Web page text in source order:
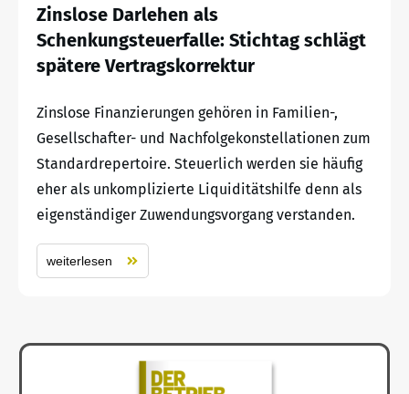
Zinslose Darlehen als
Schenkungsteuerfalle: Stichtag schlägt
spätere Vertragskorrektur
Zinslose Finanzierungen gehören in Familien-,
Gesellschafter- und Nachfolgekonstellationen zum
Standardrepertoire. Steuerlich werden sie häufig
eher als unkomplizierte Liquiditätshilfe denn als
eigenständiger Zuwendungsvorgang verstanden.
weiterlesen